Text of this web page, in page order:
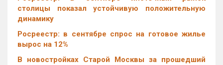
столицы показал устойчивую положительную
динамику
Росреестр: в сентябре спрос на готовое жилье
вырос на 12%
В новостройках Старой Москвы за прошедший